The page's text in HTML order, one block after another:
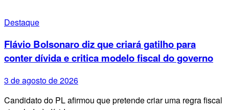
Destaque
Flávio Bolsonaro diz que criará gatilho para
conter dívida e critica modelo fiscal do governo
3 de agosto de 2026
Candidato do PL afirmou que pretende criar uma regra fiscal